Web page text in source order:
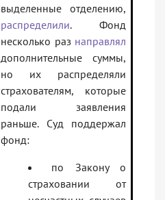
выделенные отделению,
распределили. Фонд
несколько раз направлял
дополнительные суммы,
но их распределяли
страхователям, которые
подали заявления
раньше. Суд поддержал
фонд:
по Закону о
страховании от